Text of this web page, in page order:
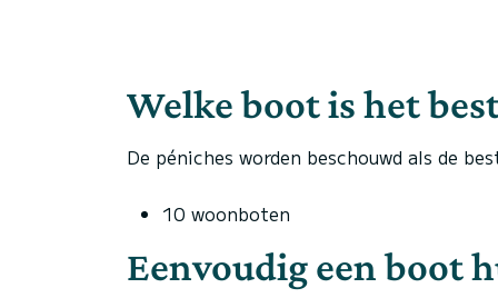
Welke boot is het
De péniches worden beschouwd als de
10 woonboten
Eenvoudig een boot